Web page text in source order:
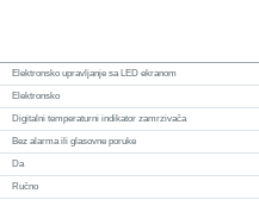
Elektronsko upravljanje sa LED ekranom
Elektronsko
Digitalni temperaturni indikator zamrzivača
Bez alarma ili glasovne poruke
Da
Ručno